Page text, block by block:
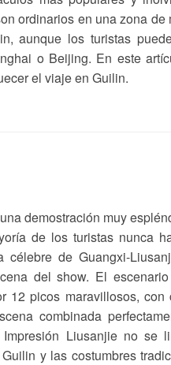
ordinarios en una zona de
aunque los turistas
o Beijing. En este
el viaje en Guilin.
demostración muy
de los turistas nunca
de Guangxi-
del show. El
12 picos maravillosos, con
combinada
Liusanjie no se
y las costumbres